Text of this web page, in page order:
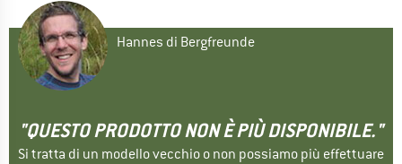
Hannes di Bergfreunde
"QUESTO PRODOTTO NON È PIÙ DISPONIBILE."
Si tratta di un modello vecchio o non possiamo più effettuare